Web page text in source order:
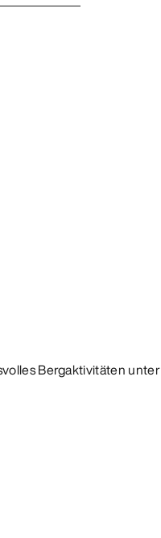
Bergaktivitäten unter